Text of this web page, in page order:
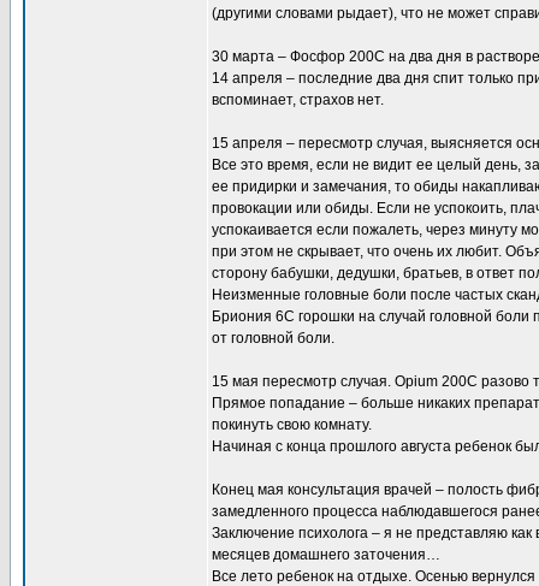
(другими словами рыдает), что не может
30 марта – Фосфор 200С на два дня в
14 апреля – последние два дня спит только
вспоминает, страхов нет.
15 апреля – пересмотр случая, выясняется
Все это время, если не видит ее целый день,
ее придирки и замечания, то обиды
провокации или обиды. Если не успокоить,
успокаивается если пожалеть, через минуту
при этом не скрывает, что очень их любит.
сторону бабушки, дедушки, братьев, в ответ
Неизменные головные боли после частых
Бриония 6С горошки на случай головной боли
от головной боли.
15 мая пересмотр случая. Opium 200C разово
Прямое попадание – больше никаких
покинуть свою комнату.
Начиная с конца прошлого августа ребенок
Конец мая консультация врачей – полость
замедленного процесса наблюдавшегося
Заключение психолога – я не представляю
месяцев домашнего заточения…
Все лето ребенок на отдыхе. Осенью вернулся